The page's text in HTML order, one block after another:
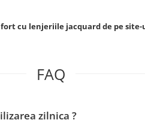
cu lenjeriile jacquard de pe
FAQ
zilnica ?